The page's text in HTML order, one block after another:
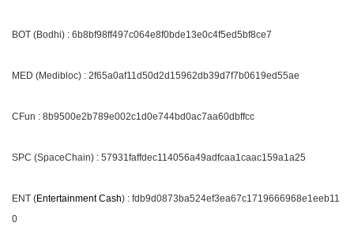
BOT (Bodhi) : 6b8bf98ff497c064e8f0bde13e0c4f5ed5bf8ce7
MED (Medibloc) : 2f65a0af11d50d2d15962db39d7f7b0619ed55ae
CFun : 8b9500e2b789e002c1d0e744bd0ac7aa60dbffcc
SPC (SpaceChain) : 57931faffdec114056a49adfcaa1caac159a1a25
ENT (Entertainment Cash) : fdb9d0873ba524ef3ea67c1719666968e1eeb11
0